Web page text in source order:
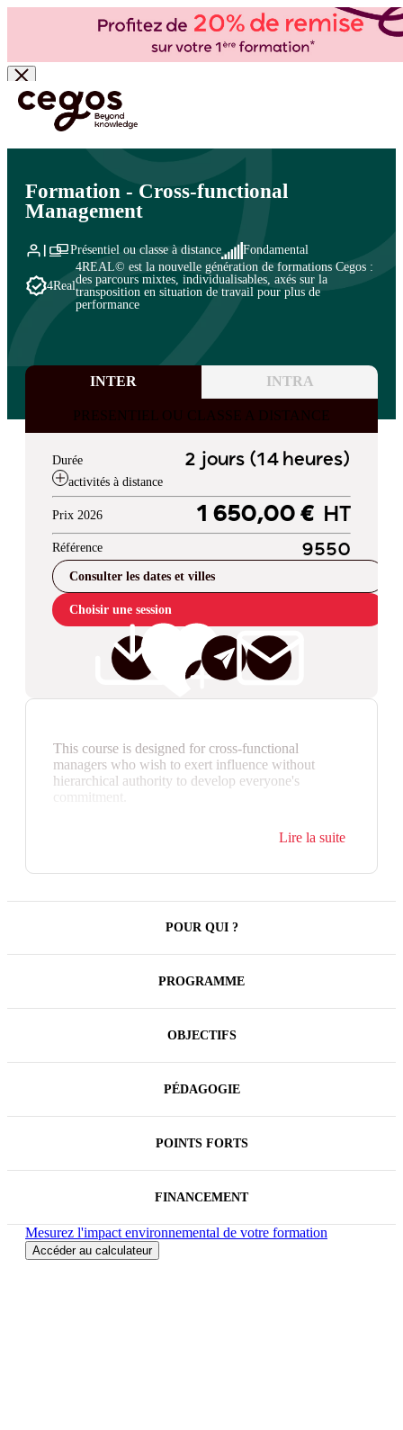
Skip to main content
Vous êtes ici : Accueil >Cegos, organisme de formation à Paris et en régions
Management et leadership
Formation - Cross-functional
Management
Présentiel ou classe à distance Fondamental
4Real
4REAL© est la nouvelle génération de formations Cegos :
des parcours mixtes, individualisables, axés sur la
transposition en situation de travail pour plus de
performance
INTER INTRA
PRESENTIEL OU CLASSE A DISTANCE
Durée 2 jours (14 heures)
activités à distance
Prix 2026 1 650,00 € HT
Référence 9550
Consulter les dates et villes
Choisir une session
This course is designed for cross-functional
managers who wish to exert influence without
hierarchical authority to develop everyone's
commitment.
This course is also available in french language:
Lire la suite
POUR QUI ?
PROGRAMME
OBJECTIFS
PÉDAGOGIE
POINTS FORTS
FINANCEMENT
Mesurez l'impact environnemental de votre formation
Accéder au calculateur